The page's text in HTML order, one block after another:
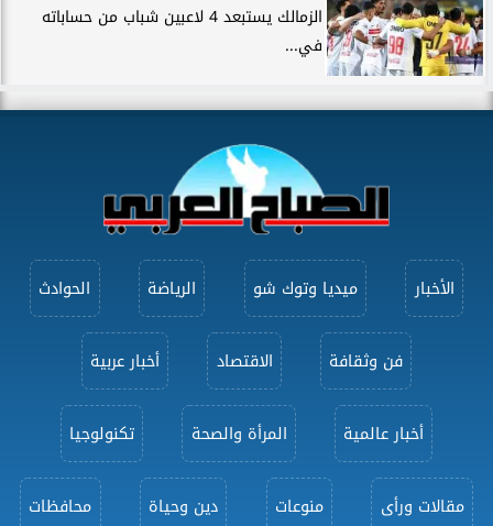
الزمالك يستبعد 4 لاعبين شباب من حساباته
في...
الأخبار ميديا وتوك شو الرياضة الحوادث
فن وثقافة الاقتصاد أخبار عربية
أخبار عالمية المرأة والصحة تكنولوجيا
مقالات ورأى منوعات دين وحياة محافظات